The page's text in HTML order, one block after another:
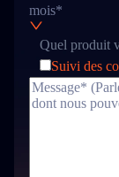
mois*
Quel produit
Suivi des